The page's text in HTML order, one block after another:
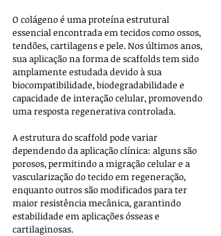
O colágeno é uma proteína estrutural
essencial encontrada em tecidos como ossos,
tendões, cartilagens e pele. Nos últimos anos,
sua aplicação na forma de scaffolds tem sido
amplamente estudada devido à sua
biocompatibilidade, biodegradabilidade e
capacidade de interação celular, promovendo
uma resposta regenerativa controlada.
A estrutura do scaffold pode variar
dependendo da aplicação clínica: alguns são
porosos, permitindo a migração celular e a
vascularização do tecido em regeneração,
enquanto outros são modificados para ter
maior resistência mecânica, garantindo
estabilidade em aplicações ósseas e
cartilaginosas.